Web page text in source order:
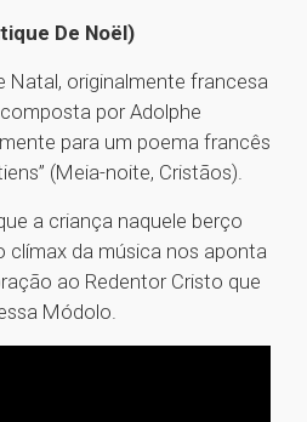
De Noël)
Natal, originalmente francesa
por Adolphe
para um poema francês
(Meia-noite, Cristãos).
a criança naquele berço
clímax da música nos aponta
ao Redentor Cristo que
Módolo.